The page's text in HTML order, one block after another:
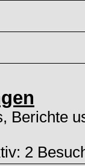
Berichte
2